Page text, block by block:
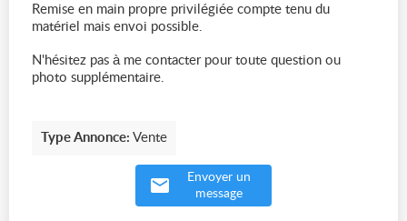
Remise en main propre privilégiée compte tenu du
matériel mais envoi possible.
N'hésitez pas à me contacter pour toute question ou
photo supplémentaire.
Type Annonce: Vente
Envoyer un
message